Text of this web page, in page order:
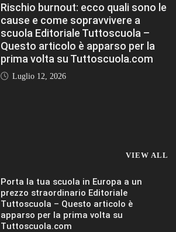
Rischio burnout: ecco quali sono le
cause e come sopravvivere a
scuola Editoriale Tuttoscuola –
Questo articolo è apparso per la
prima volta su Tuttoscuola.com
Luglio 12, 2026
VIEW ALL
Porta la tua scuola in Europa a un
prezzo straordinario Editoriale
Tuttoscuola – Questo articolo è
apparso per la prima volta su
Tuttoscuola.com